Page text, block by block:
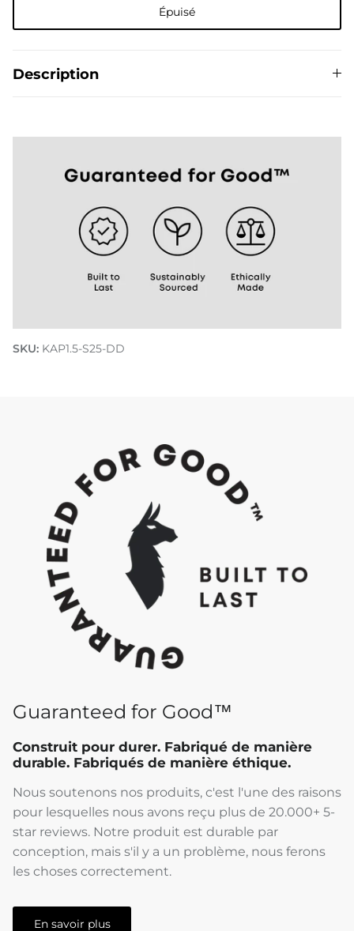
Épuisé
Description
SKU: KAP1.5-S25-DD
Guaranteed for Good™
Construit pour durer. Fabriqué de manière
durable. Fabriqués de manière éthique.
Nous soutenons nos produits, c'est l'une des raisons
pour lesquelles nous avons reçu plus de 20.000+ 5-
star reviews. Notre produit est durable par
conception, mais s'il y a un problème, nous ferons
les choses correctement.
En savoir plus